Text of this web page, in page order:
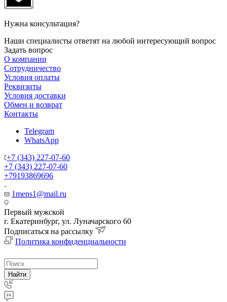
Нужна консультация?
Наши специалисты ответят на любой интересующий вопрос
Задать вопрос
О компании
Сотрудничество
Условия оплаты
Реквизиты
Условия доставки
Обмен и возврат
Контакты
Telegram
WhatsApp
+7 (343) 227-07-60
+7 (343) 227-07-60
+79193869696
1mens1@mail.ru
Первый мужской
г. Екатеринбург, ул. Луначарского 60
Подписаться на рассылку
Политика конфиденциальности
Найти